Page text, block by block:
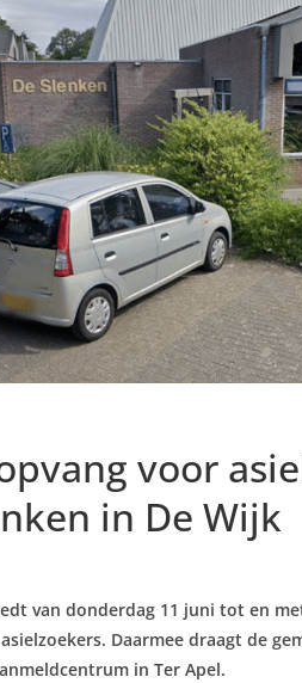
voor
in De Wijk
van donderdag 11 juni tot en
Daarmee draagt de
in Ter Apel.